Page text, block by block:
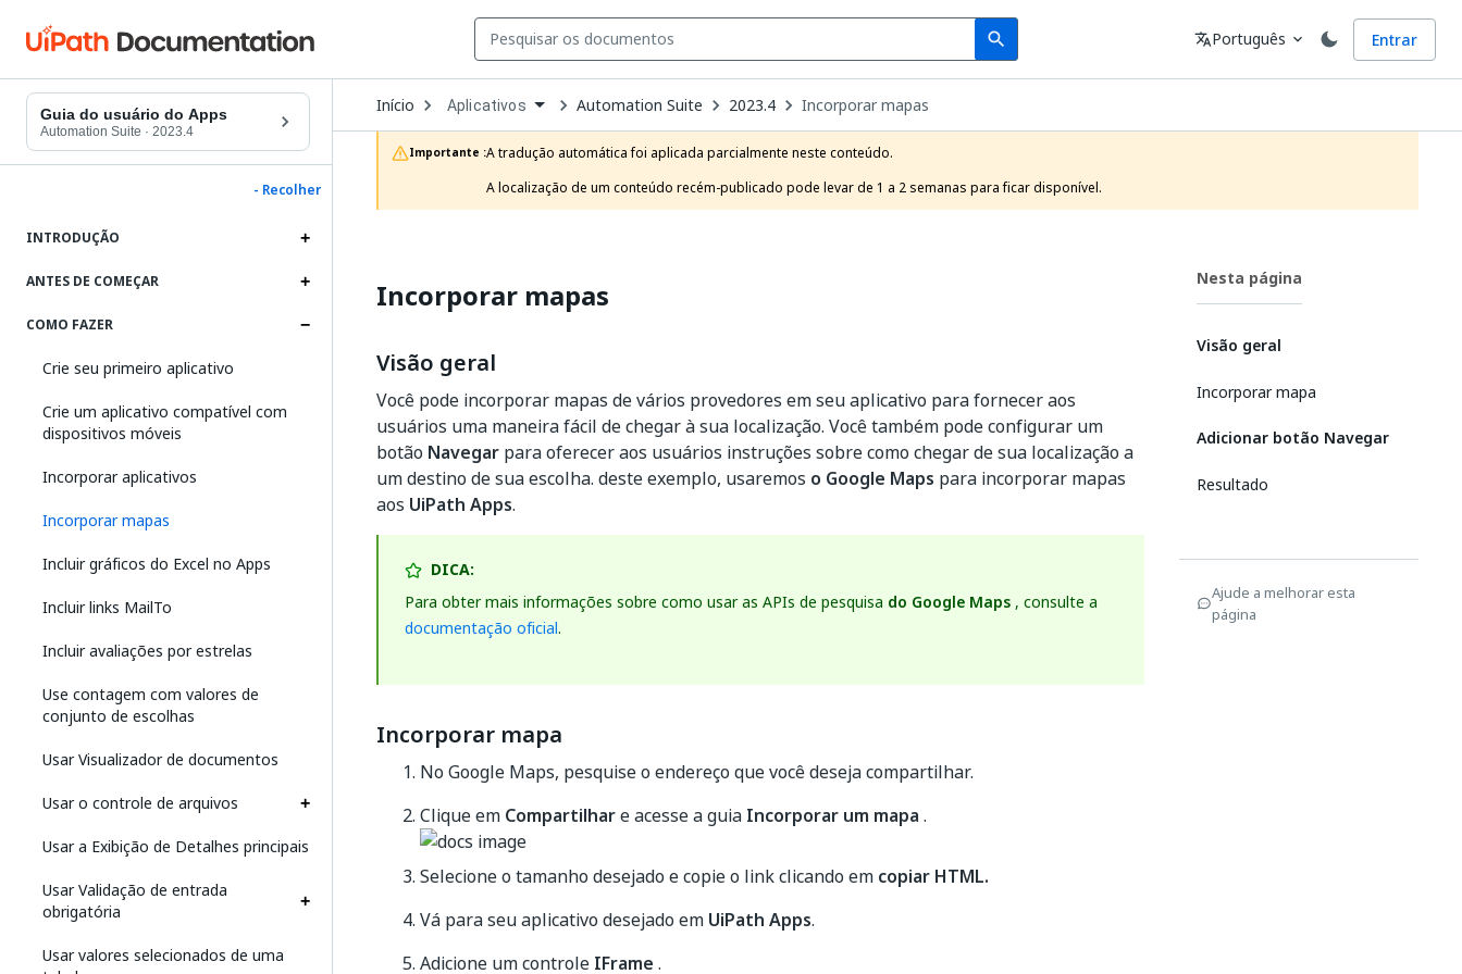
search
Search Idioma
translatePortuguês expand_more Entrar
Guia do usuário do Apps
Automation Suite · 2023.4
- Recolher
INTRODUÇÃO
ANTES DE COMEÇAR
COMO FAZER
Crie seu primeiro aplicativo
Crie um aplicativo compatível com
dispositivos móveis
Incorporar aplicativos
Incorporar mapas
Incluir gráficos do Excel no Apps
Incluir links MailTo
Incluir avaliações por estrelas
Use contagem com valores de
conjunto de escolhas
Usar Visualizador de documentos
Usar o controle de arquivos
Usar a Exibição de Detalhes principais
Usar Validação de entrada
obrigatória
Usar valores selecionados de uma
Início Open
Dropdown
to
choose
product
Aplicativos Automation Suite 2023.4 Incorporar mapas
Importante :A tradução automática foi aplicada parcialmente neste conteúdo.
A localização de um conteúdo recém-publicado pode levar de 1 a 2 semanas para ficar disponível.
Incorporar mapas
Visão geral
Você pode incorporar mapas de vários provedores em seu aplicativo para fornecer aos
usuários uma maneira fácil de chegar à sua localização. Você também pode configurar um
botão Navegar para oferecer aos usuários instruções sobre como chegar de sua localização a
um destino de sua escolha. deste exemplo, usaremos o Google Maps para incorporar mapas
aos UiPath Apps.
DICA:
Para obter mais informações sobre como usar as APIs de pesquisa do Google Maps , consulte a
documentação oficial.
Incorporar mapa
No Google Maps, pesquise o endereço que você deseja compartilhar.
Clique em Compartilhare acesse a guia Incorporar um mapa .
Selecione o tamanho desejado e copie o link clicando em copiar HTML.
Vá para seu aplicativo desejado em UiPath Apps.
Adicione um controle IFrame .
Nesta página
Visão geral
Incorporar mapa
Adicionar botão Navegar
Resultado
Ajude a melhorar esta
página